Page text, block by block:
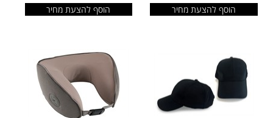
הוסף להצעת מחיר
הוסף להצעת מחיר